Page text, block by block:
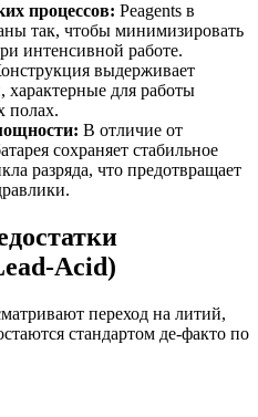
процессов: Реagents в
так, чтобы минимизировать
интенсивной работе.
выдерживает
для работы
полах.
В отличие от
сохраняет стабильное
разряда, что предотвращает
Acid)
переход на литий,
стандартом де-факто по